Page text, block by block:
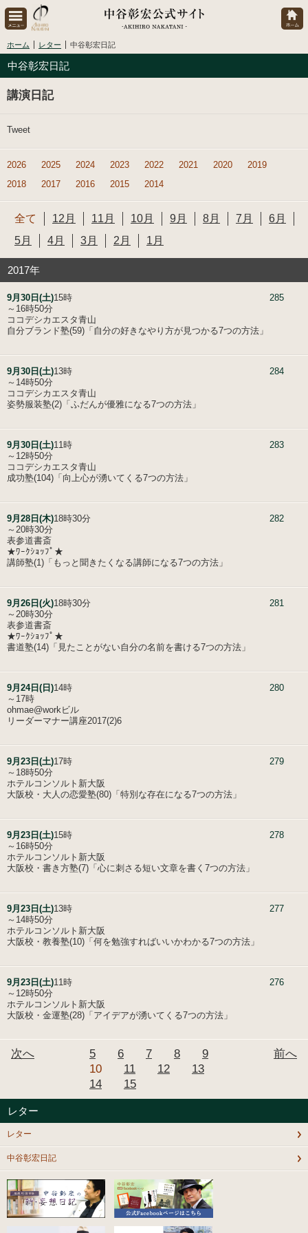
ホーム レター 中谷彰宏日記
中谷彰宏日記
講演日記
Tweet
2026 2025 2024 2023 2022 2021 2020
2019
2018
2017 2016 2015 2014
全て 12月 11月 10月 9月 8月 7月
6月
5月
4月 3月 2月 1月
2017年
9月30日(土) 285
15時
～16時50分
ココデシカエスタ青山
自分ブランド塾(59)「自分の好きなやり方が見つかる7つの方法」
9月30日(土) 284
13時
～14時50分
ココデシカエスタ青山
姿勢服装塾(2)「ふだんが優雅になる7つの方法」
9月30日(土) 283
11時
～12時50分
ココデシカエスタ青山
成功塾(104)「向上心が湧いてくる7つの方法」
9月28日(木) 282
18時30分
～20時30分
表参道書斎
★ﾜｰｸｼｮｯﾌﾟ★
講師塾(1)「もっと聞きたくなる講師になる7つの方法」
9月26日(火) 281
18時30分
～20時30分
表参道書斎
★ﾜｰｸｼｮｯﾌﾟ★
書道塾(14)「見たことがない自分の名前を書ける7つの方法」
9月24日(日) 280
14時
～17時
ohmae@workビル
リーダーマナー講座2017(2)6
9月23日(土) 279
17時
～18時50分
ホテルコンソルト新大阪
大阪校・大人の恋愛塾(80)「特別な存在になる7つの方法」
9月23日(土) 278
15時
～16時50分
ホテルコンソルト新大阪
大阪校・書き方塾(7)「心に刺さる短い文章を書く7つの方法」
9月23日(土) 277
13時
～14時50分
ホテルコンソルト新大阪
大阪校・教養塾(10)「何を勉強すればいいかわかる7つの方法」
9月23日(土) 276
11時
～12時50分
ホテルコンソルト新大阪
大阪校・金運塾(28)「アイデアが湧いてくる7つの方法」
前へ
5 6 7 8
9
10
11 12
13
14
15
次へ
レター
レター
中谷彰宏日記